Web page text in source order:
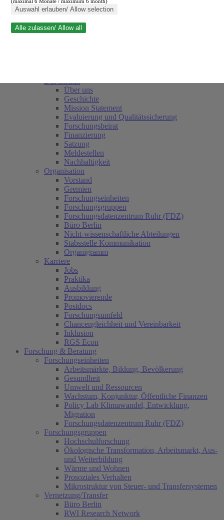
Suche schließen
Über uns
Geschichte
Mission Statement
Evaluierung und Qualitätssicherung
Forschungsbeirat
Finanzierung
Satzung
Meldestellen
Nachhaltigkeit
Organisation
Vorstand
Gremien
Forschungseinheiten
Forschungsgruppen
Forschungsdatenzentrum Ruhr (FDZ)
Büro Berlin
Nicht-wissenschaftliche Abteilungen
Stabsstelle Kommunikation
Organigramm
Karriere
Jobs
Praktika
Ausbildung
Promovierende
Postdocs
Forschungsumfeld
Chancengleichheit und Vereinbarkeit
Inklusion
RGS Econ
Forschung & Beratung
Forschungseinheiten
Arbeitsmärkte, Bildung, Bevölkerung
Gesundheit
Umwelt und Ressourcen
Wachstum, Konjunktur, Öffentliche Finanzen
Policy Lab Klimawandel, Entwicklung,
Migration
Forschungsdatenzentrum Ruhr (FDZ)
Forschungsgruppen
Hochschulforschung
Ökologische Transformation, Arbeitsmarkt, Aus-
und Weiterbildung
Wärme und Wohnen
Prosoziales Verhalten
Mikrostruktur von Steuer- und Transfersystemen
Vernetzung/Transfer
Büro Berlin
RWI Research Network
Auswahl erlauben/ Allow selection
Alle zulassen/ Allow all